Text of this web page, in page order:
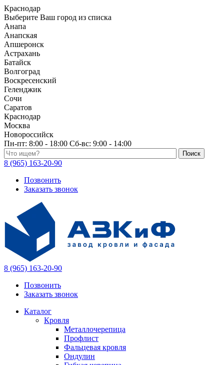
Краснодар
Выберите Ваш город из списка
Анапа
Анапская
Апшеронск
Астрахань
Батайск
Волгоград
Воскресенский
Геленджик
Сочи
Саратов
Краснодар
Москва
Новороссийск
Пн-пт: 8:00 - 18:00 Сб-вс: 9:00 - 14:00
Поиск по каталогу
8 (965) 163-20-90
Позвонить
Заказать звонок
8 (965) 163-20-90
Позвонить
Заказать звонок
Каталог
Кровля
Металлочерепица
Профлист
Фальцевая кровля
Ондулин